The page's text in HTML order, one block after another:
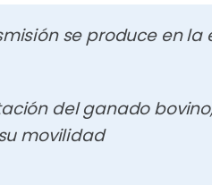
se produce en
del ganado
movilidad